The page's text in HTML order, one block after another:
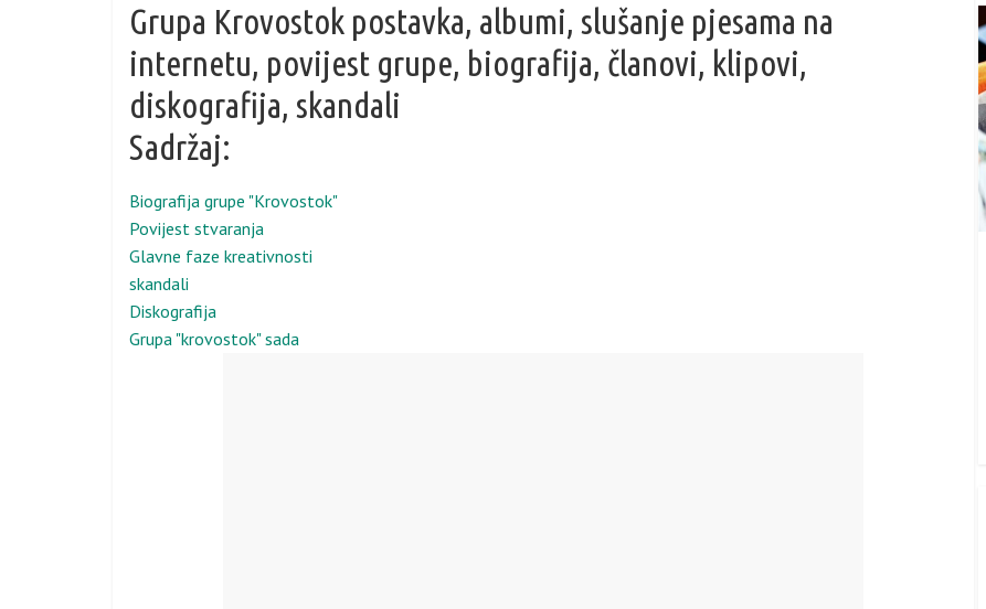
18 botova i usluga za rad s kanalima i chatovima u Telegramu
Grupa Krovostok postavka, albumi, slušanje pjesama na
internetu, povijest grupe, biografija, članovi, klipovi,
diskografija, skandali
Sadržaj:
Biografija grupe "Krovostok"
Povijest stvaranja
Glavne faze kreativnosti
skandali
Diskografija
Grupa "krovostok" sada